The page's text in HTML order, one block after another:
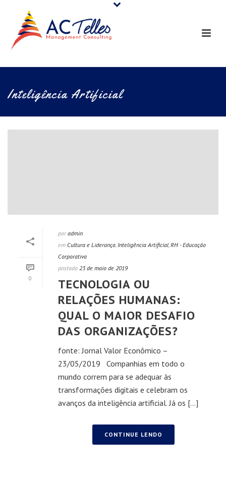
Inteligência Artificial
0
poradmin
em Cultura e Liderança,Inteligência Artificial,RH - Educação
Corporativa
postado 23 de maio de 2019
TECNOLOGIA OU
RELAÇÕES HUMANAS:
QUAL O MAIOR DESAFIO
DAS ORGANIZAÇÕES?
fonte: Jornal Valor Econômico –
23/05/2019 Companhias em todo o
mundo correm para se adequar às
transformações digitais e celebram os
avanços da inteligência artificial. Já os [...]
CONTINUE LENDO